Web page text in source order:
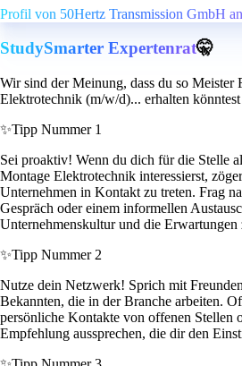
Profil von 50Hertz Transmission GmbH
StudySmarter Expertenrat🤫
Wir sind der Meinung, dass du so Meister
Elektrotechnik (m/w/d)... erhalten könntest
✨Tipp Nummer 1
Sei proaktiv! Wenn du dich für die Stelle
Montage Elektrotechnik interessierst,
Unternehmen in Kontakt zu treten. Frag
Gespräch oder einem informellen
Unternehmenskultur und die Erwartungen
✨Tipp Nummer 2
Nutze dein Netzwerk! Sprich mit
Bekannten, die in der Branche arbeiten.
persönliche Kontakte von offenen Stellen
Empfehlung aussprechen, die dir den